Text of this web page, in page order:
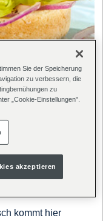
kommt hier
Sie der Speicherung
zu verbessern, die
zu
„Cookie-Einstellungen".
akzeptieren